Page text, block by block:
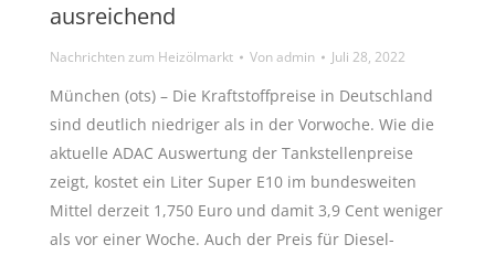
ausreichend
Nachrichten zum Heizölmarkt Vonadmin Juli 28, 2022
München (ots) – Die Kraftstoffpreise in Deutschland
sind deutlich niedriger als in der Vorwoche. Wie die
aktuelle ADAC Auswertung der Tankstellenpreise
zeigt, kostet ein Liter Super E10 im bundesweiten
Mittel derzeit 1,750 Euro und damit 3,9 Cent weniger
als vor einer Woche. Auch der Preis für Diesel-